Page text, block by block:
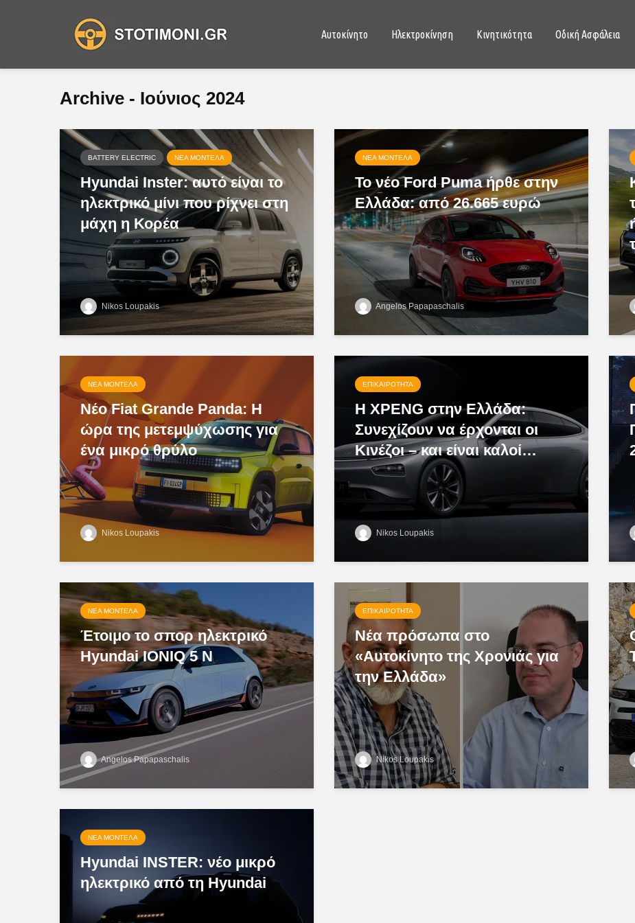
Αυτοκίνητο Ηλεκτροκίνηση Κινητικότητα Οδική Ασφάλεια
Archive - Ιούνιος 2024
BATTERY ELECTRIC ΝΈΑ ΜΟΝΤΈΛΑ
Hyundai Inster: αυτό είναι το
ηλεκτρικό μίνι που ρίχνει στη
μάχη η Κορέα
Nikos Loupakis
ΝΈΑ ΜΟΝΤΈΛΑ
Το νέο Ford Puma ήρθε στην
Ελλάδα: από 26.665 ευρώ
Angelos Papapaschalis
ΝΈΑ ΜΟΝΤΈΛΑ
Νέο Fiat Grande Panda: Η
ώρα της μετεμψύχωσης για
ένα μικρό θρύλο
Nikos Loupakis
ΕΠΙΚΑΙΡΌΤΗΤΑ
Η XPENG στην Ελλάδα:
Συνεχίζουν να έρχονται οι
Κινέζοι – και είναι καλοί…
Nikos Loupakis
ΝΈΑ ΜΟΝΤΈΛΑ
Έτοιμο το σπορ ηλεκτρικό
Hyundai IONIQ 5 N
Angelos Papapaschalis
ΕΠΙΚΑΙΡΌΤΗΤΑ
Νέα πρόσωπα στο
«Αυτοκίνητο της Χρονιάς για
την Ελλάδα»
Nikos Loupakis
ΝΈΑ ΜΟΝΤΈΛΑ
Hyundai INSTER: νέο μικρό
ηλεκτρικό από τη Hyundai